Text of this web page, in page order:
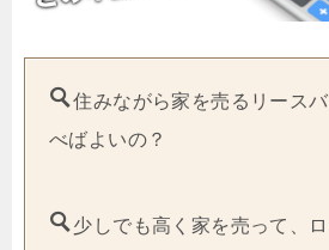
住みながら家を売るリース
べばよいの？
少しでも高く家を売って、